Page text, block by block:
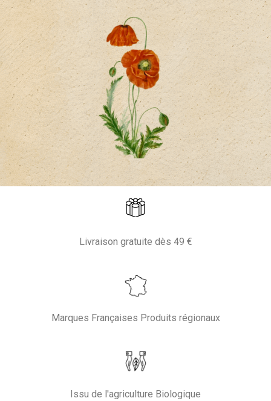
Livraison gratuite dès 49 €
Marques Françaises Produits régionaux
Issu de l'agriculture Biologique